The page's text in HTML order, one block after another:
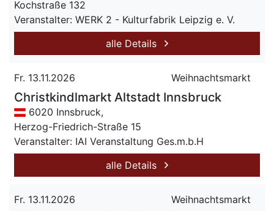
Kochstraße 132
Veranstalter: WERK 2 - Kulturfabrik Leipzig e. V.
alle Details
Fr. 13.11.2026 Weihnachtsmarkt
Christkindlmarkt Altstadt Innsbruck
6020 Innsbruck,
Herzog-Friedrich-Straße 15
Veranstalter: IAI Veranstaltung Ges.m.b.H
alle Details
Fr. 13.11.2026 Weihnachtsmarkt